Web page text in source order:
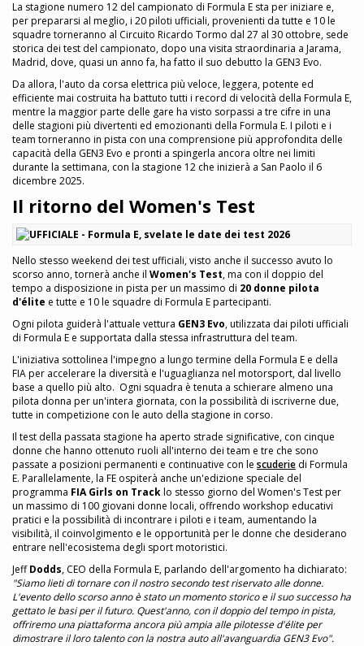
La stagione numero 12 del campionato di Formula E sta per iniziare e,
per prepararsi al meglio, i 20 piloti ufficiali, provenienti da tutte e 10 le
squadre torneranno al Circuito Ricardo Tormo dal 27 al 30 ottobre, sede
storica dei test del campionato, dopo una visita straordinaria a Jarama,
Madrid, dove, quasi un anno fa, ha fatto il suo debutto la GEN3 Evo.
Da allora, l'auto da corsa elettrica più veloce, leggera, potente ed
efficiente mai costruita ha battuto tutti i record di velocità della Formula E,
mentre la maggior parte delle gare ha visto sorpassi a tre cifre in una
delle stagioni più divertenti ed emozionanti della Formula E. I piloti e i
team torneranno in pista con una comprensione più approfondita delle
capacità della GEN3 Evo e pronti a spingerla ancora oltre nei limiti
durante la settimana, con la stagione 12 che inizierà a San Paolo il 6
dicembre 2025.
Il ritorno del Women's Test
Nello stesso weekend dei test ufficiali, visto anche il successo avuto lo
scorso anno, tornerà anche il Women's Test, ma con il doppio del
tempo a disposizione in pista per un massimo di 20 donne pilota
d'élite e tutte e 10 le squadre di Formula E partecipanti.
Ogni pilota guiderà l'attuale vettura GEN3 Evo, utilizzata dai piloti ufficiali
di Formula E e supportata dalla stessa infrastruttura del team.
L'iniziativa sottolinea l'impegno a lungo termine della Formula E e della
FIA per accelerare la diversità e l'uguaglianza nel motorsport, dal livello
base a quello più alto. Ogni squadra è tenuta a schierare almeno una
pilota donna per un'intera giornata, con la possibilità di iscriverne due,
tutte in competizione con le auto della stagione in corso.
Il test della passata stagione ha aperto strade significative, con cinque
donne che hanno ottenuto ruoli all'interno dei team e tre che sono
passate a posizioni permanenti e continuative con le scuderie di Formula
E. Parallelamente, la FE ospiterà anche un'edizione speciale del
programma FIA Girls on Tracklo stesso giorno del Women's Test per
un massimo di 100 giovani donne locali, offrendo workshop educativi
pratici e la possibilità di incontrare i piloti e i team, aumentando la
visibilità, il coinvolgimento e le opportunità per le donne che desiderano
entrare nell'ecosistema degli sport motoristici.
JeffDodds, CEO della Formula E, parlando dell'argomento ha dichiarato:
"Siamo lieti di tornare con il nostro secondo test riservato alle donne.
L'evento dello scorso anno è stato un momento storico e il suo successo ha
gettato le basi per il futuro. Quest'anno, con il doppio del tempo in pista,
offriremo una piattaforma ancora più ampia alle pilotesse d'élite per
dimostrare il loro talento con la nostra auto all'avanguardia GEN3 Evo".